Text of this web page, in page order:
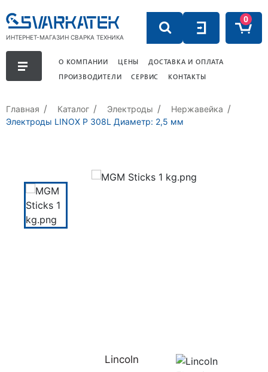
ИНТЕРНЕТ-МАГАЗИН СВАРКА ТЕХНИКА
0
О КОМПАНИИ ЦЕНЫ
ДОСТАВКА И ОПЛАТА
ПРОИЗВОДИТЕЛИ
СЕРВИС КОНТАКТЫ
Главная Каталог Электроды
Нержавейка
Электроды LINOX P 308L Диаметр: 2,5 мм
Lincoln